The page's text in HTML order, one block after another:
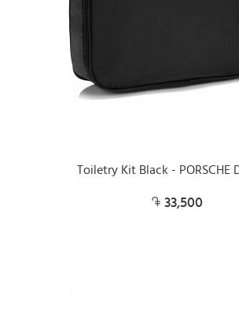
Toiletry Kit Black - PORSCHE
33,500